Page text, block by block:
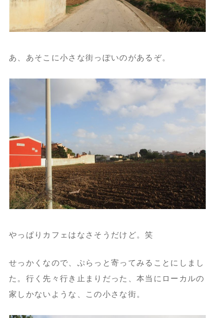
あ、あそこに小さな街っぽいのがあるぞ。
やっぱりカフェはなさそうだけど。笑
せっかくなので、ぷらっと寄ってみることにしまし
た。行く先々行き止まりだった、本当にローカルの
家しかないような、この小さな街。